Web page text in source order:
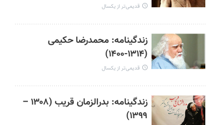
قدیمی‌تر از یکسال
زندگینامه: محمدرضا حکیمی
(۱۳۱۴-۱۴۰۰)
قدیمی‌تر از یکسال
زندگینامه: بدرالزمان قریب (۱۳۰۸ –
۱۳۹۹)